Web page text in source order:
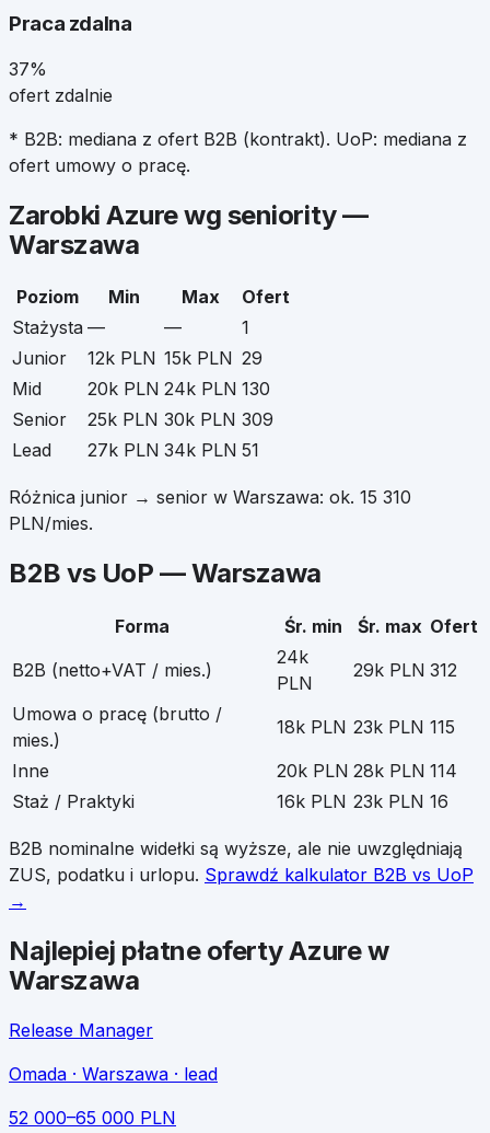
Praca zdalna
37%
ofert zdalnie
* B2B: mediana z ofert B2B (kontrakt). UoP: mediana z
ofert umowy o pracę.
ZarobkiAzurewg seniority —
Warszawa
Poziom Min Max
Ofert
Stażysta — —
1
Junior
12k PLN 15k PLN 29
Mid
20k PLN 24k PLN 130
Senior
25k PLN 30k PLN 309
Lead
27k PLN 34k PLN 51
Różnica junior → senior w Warszawa: ok. 15 310
PLN/mies.
B2B vs UoP —Warszawa
Forma Śr. min Śr. max Ofert
B2B (netto+VAT / mies.)
24k
PLN
29k PLN 312
Umowa o pracę (brutto /
mies.)
18k PLN 23k PLN 115
Inne
20k PLN 28k PLN 114
Staż / Praktyki
16k PLN 23k PLN 16
B2B nominalne widełki są wyższe, ale nie uwzględniają
ZUS, podatku i urlopu. Sprawdź kalkulator B2B vs UoP
→
Najlepiej płatne ofertyAzurew
Warszawa
Release Manager
Omada · Warszawa · lead
52 000–65 000 PLN